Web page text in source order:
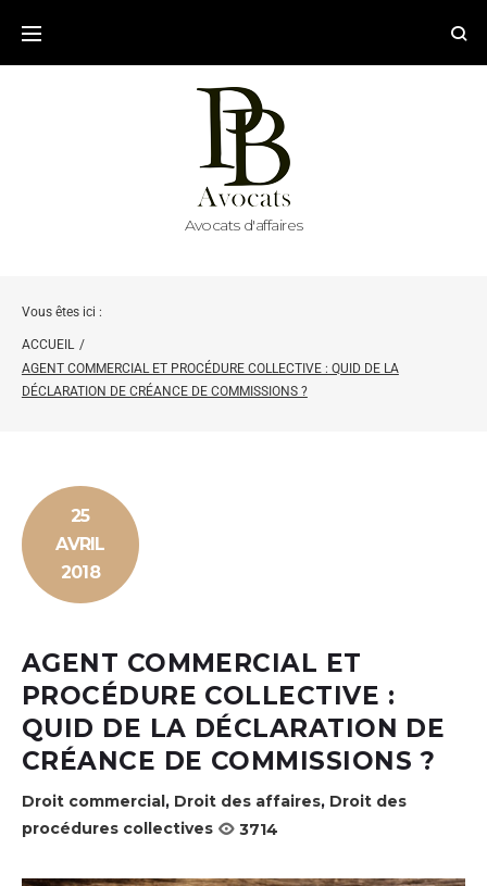
Avocats d'affaires
Vous êtes ici :
ACCUEIL /
AGENT COMMERCIAL ET PROCÉDURE COLLECTIVE : QUID DE LA
DÉCLARATION DE CRÉANCE DE COMMISSIONS ?
25
AVRIL
2018
AGENT COMMERCIAL ET
PROCÉDURE COLLECTIVE :
QUID DE LA DÉCLARATION DE
CRÉANCE DE COMMISSIONS ?
Droit commercial, Droit des affaires, Droit des
procédures collectives
3714